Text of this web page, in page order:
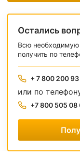
Остались
Всю
получить по
+ 7 800 200
или по
+7 800 505 08